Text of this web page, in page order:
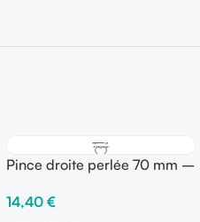
Pince droite perlée 70 mm –
14,40 €